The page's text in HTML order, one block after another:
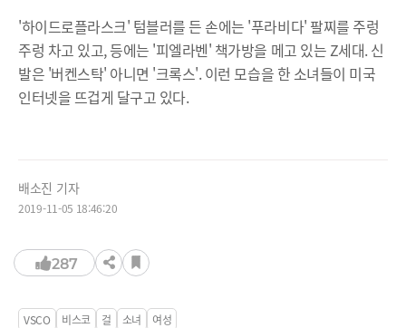
'하이드로플라스크' 텀블러를 든 손에는 '푸라비다' 팔찌를 주렁
주렁 차고 있고, 등에는 '피엘라벤' 책가방을 메고 있는 Z세대. 신
발은 '버켄스탁' 아니면 '크록스'. 이런 모습을 한 소녀들이 미국
인터넷을 뜨겁게 달구고 있다.
배소진 기자
2019-11-05 18:46:20
287
VSCO 비스코 걸 소녀 여성